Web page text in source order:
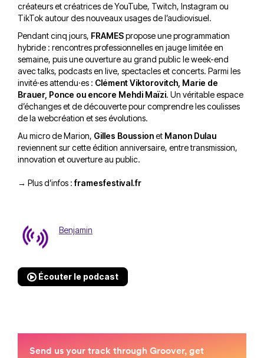
créateurs et créatrices de YouTube, Twitch, Instagram ou
TikTok autour des nouveaux usages de l’audiovisuel.
Pendant cinq jours, FRAMESpropose une programmation
hybride : rencontres professionnelles en jauge limitée en
semaine, puis une ouverture au grand public le week-end
avec talks, podcasts en live, spectacles et concerts. Parmi les
invité·es attendu·es : Clément Viktorovitch, Marie de
Brauer, Ponce ou encore Mehdi Maïzi. Un véritable espace
d’échanges et de découverte pour comprendre les coulisses
de la webcréation et ses évolutions.
Au micro de Marion, Gilles Boussionet Manon Dulau
reviennent sur cette édition anniversaire, entre transmission,
innovation et ouverture au public.
→ Plus d’infos :framesfestival.fr
Benjamin
Écouter le podcast